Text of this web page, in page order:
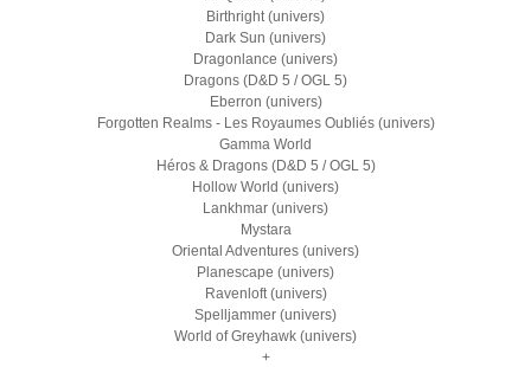
Birthright (univers)
Dark Sun (univers)
Dragonlance (univers)
Dragons (D&D 5 / OGL 5)
Eberron (univers)
Forgotten Realms - Les Royaumes Oubliés (univers)
Gamma World
Héros & Dragons (D&D 5 / OGL 5)
Hollow World (univers)
Lankhmar (univers)
Mystara
Oriental Adventures (univers)
Planescape (univers)
Ravenloft (univers)
Spelljammer (univers)
World of Greyhawk (univers)
+